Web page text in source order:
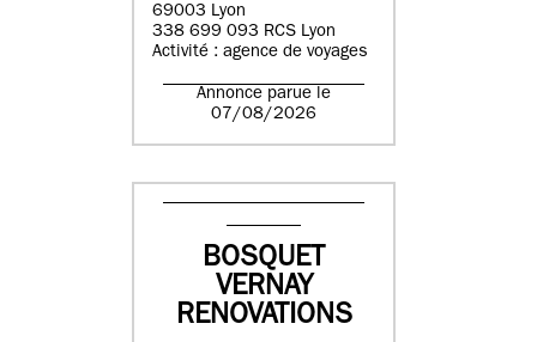
69003 Lyon
338 699 093 RCS Lyon
Activité : agence de voyages
Annonce parue le
07/08/2026
BOSQUET
VERNAY
RENOVATIONS